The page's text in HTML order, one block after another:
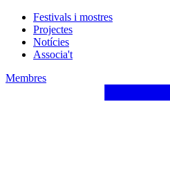
Festivals i mostres
Projectes
Notícies
Associa't
Membres